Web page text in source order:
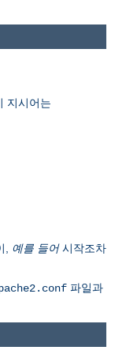
지시어는
, 예를 들어시작조차
파일과